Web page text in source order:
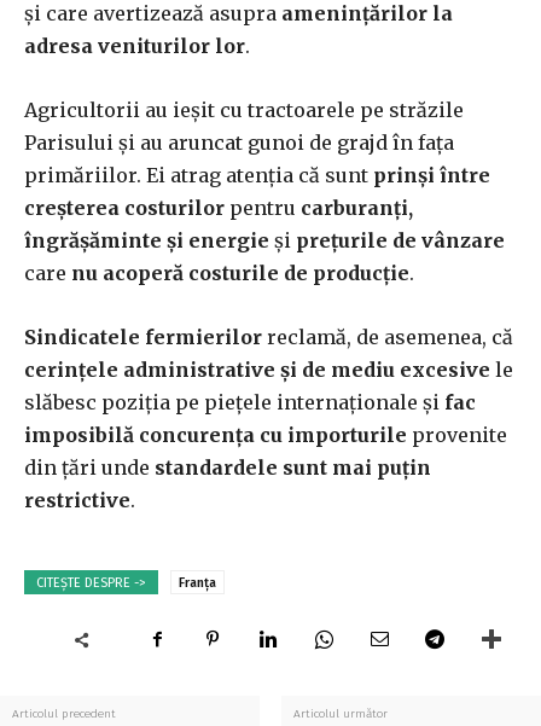
și care avertizează asupra amenințărilor la
adresa veniturilor lor.
Agricultorii au ieșit cu tractoarele pe străzile
Parisului și au aruncat gunoi de grajd în fața
primăriilor. Ei atrag atenția că sunt prinși între
creșterea costurilor pentru carburanți,
îngrășăminte și energie și prețurile de vânzare
care nu acoperă costurile de producție.
Sindicatele fermierilor reclamă, de asemenea, că
cerințele administrative și de mediu excesive le
slăbesc poziția pe piețele internaționale și fac
imposibilă concurența cu importurile provenite
din țări unde standardele sunt mai puțin
restrictive.
CITEȘTE DESPRE -> Franța
Articolul precedent Articolul următor